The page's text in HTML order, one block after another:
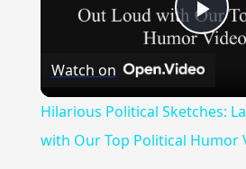
Watch on
Hilarious Political Sketches:
with Our Top Political Humor